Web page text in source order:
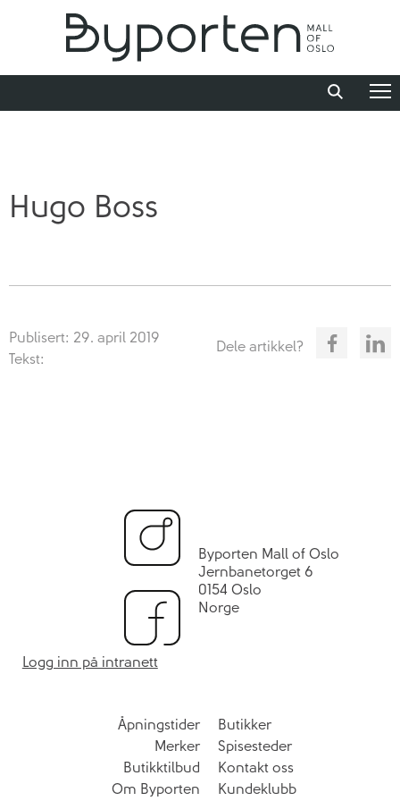
Hugo Boss
Publisert: 29. april 2019
Tekst:
Dele artikkel?
Byporten Mall of Oslo
Jernbanetorget 6
0154 Oslo
Norge
Logg inn på intranett
Åpningstider
Butikker
Merker
Spisesteder
Butikktilbud
Kontakt oss
Om Byporten
Kundeklubb